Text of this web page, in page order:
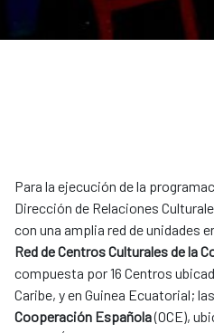
Para la ejecución de la
Dirección de Relaciones
con una amplia red de unidades
Red de Centros Culturales de la
compuesta por 16 Centros
Caribe, y en Guinea Ecuatorial;
Cooperación Española(OCE),